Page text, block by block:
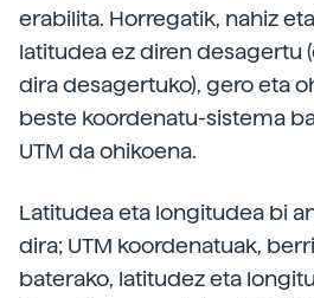
erabilita. Horregatik, nahiz
latitudea ez diren desagertu
dira desagertuko), gero eta
beste koordenatu-sistema
UTM da ohikoena.
Latitudea eta longitudea bi
dira; UTM koordenatuak,
baterako, latitudez eta